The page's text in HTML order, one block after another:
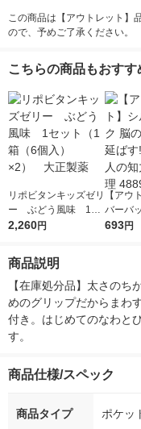
この商品は【アウトレット】
ので、予めご了承ください。
こちらの商品もおすす
リポビタンキッズゼリ
ー ぶどう風味 1セ
ット（1箱（6個入）×
2,260円
【アウ
バーバ
寿命を
693円
商品説明
【在庫処分品】太さのち
めのグリップだからまわ
付き。はじめてのなわと
す。
商品仕様/スペック
商品タイプ ポケッ